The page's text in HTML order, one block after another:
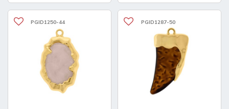
PGID1250-44 PGID1287-50